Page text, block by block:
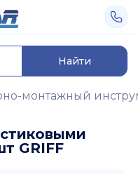
Найти
монтажный
GRIFF